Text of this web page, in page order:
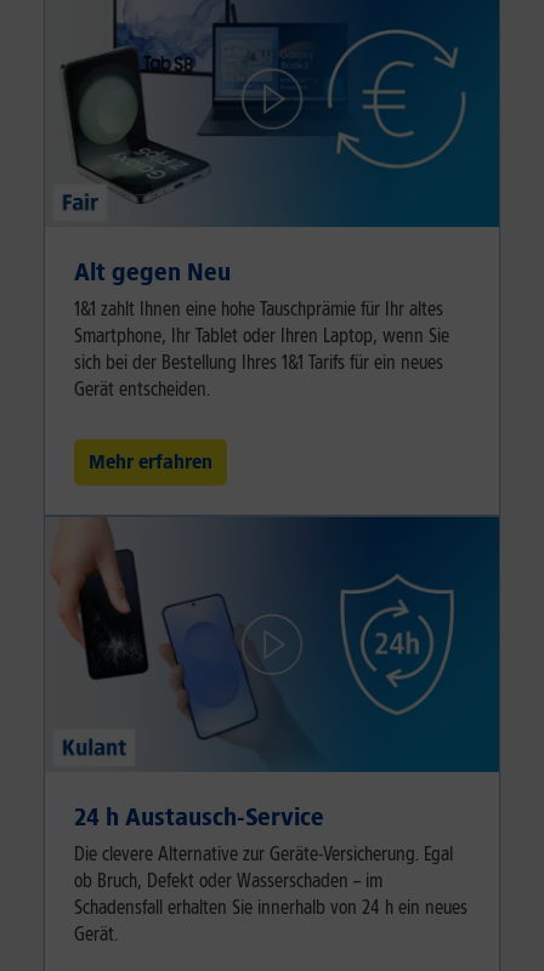
Alt gegen Neu
1&1 zahlt Ihnen eine hohe Tauschprämie für Ihr altes
Smartphone, Ihr Tablet oder Ihren Laptop, wenn Sie
sich bei der Bestellung Ihres 1&1 Tarifs für ein neues
Gerät entscheiden.
Mehr erfahren
24 h Austausch-Service
Die clevere Alternative zur Geräte-Versicherung. Egal
ob Bruch, Defekt oder Wasserschaden – im
Schadensfall erhalten Sie innerhalb von 24 h ein neues
Gerät.